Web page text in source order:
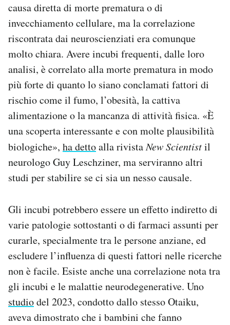
causa diretta di morte prematura o di
invecchiamento cellulare, ma la correlazione
riscontrata dai neuroscienziati era comunque
molto chiara. Avere incubi frequenti, dalle loro
analisi, è correlato alla morte prematura in modo
più forte di quanto lo siano conclamati fattori di
rischio come il fumo, l’obesità, la cattiva
alimentazione o la mancanza di attività fisica. «È
una scoperta interessante e con molte plausibilità
biologiche», ha dettoalla rivistaNew Scientistil
neurologo Guy Leschziner, ma serviranno altri
studi per stabilire se ci sia un nesso causale.
Gli incubi potrebbero essere un effetto indiretto di
varie patologie sottostanti o di farmaci assunti per
curarle, specialmente tra le persone anziane, ed
escludere l’influenza di questi fattori nelle ricerche
non è facile. Esiste anche una correlazione nota tra
gli incubi e le malattie neurodegenerative. Uno
studiodel 2023, condotto dallo stesso Otaiku,
aveva dimostrato che i bambini che fanno